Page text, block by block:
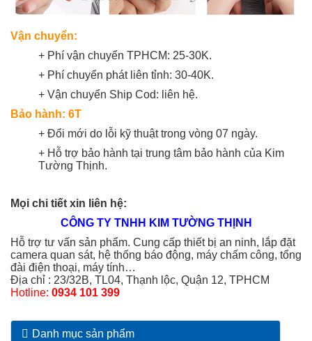
Danh mục sản phẩm
Vận chuyển:
+ Phí vận chuyển TPHCM: 25-30K.
+ Phí chuyển phát liên tỉnh: 30-40K.
+ Vận chuyển Ship Cod: liên hệ.
Bảo hành: 6T
+ Đổi mới do lỗi kỹ thuật trong vòng 07 ngày.
+ Hỗ trợ bảo hành tại trung tâm bảo hành của Kim
Tường Thịnh.
Mọi chi tiết xin liên hệ:
CÔNG TY TNHH KIM TƯỜNG THỊNH
Hỗ trợ tư vấn sản phẩm. Cung cấp thiết bị an ninh, lắp đặt
camera quan sát, hệ thống báo động, máy chấm công, tổng
đài điện thoại, máy tính…
Địa chỉ : 23/32B, TL04, Thạnh lộc, Quận 12, TPHCM
Hotline: 0934 101 399